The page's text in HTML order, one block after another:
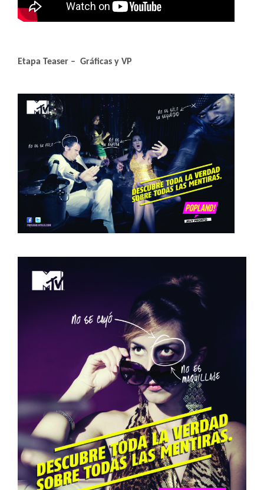
Etapa Teaser – Gráficas y VP